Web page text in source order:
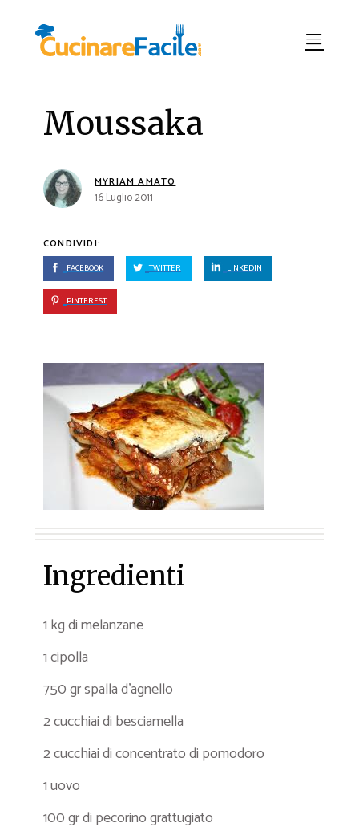
Moussaka
MYRIAM AMATO
16 Luglio 2011
CONDIVIDI:
FACEBOOK TWITTER LINKEDIN
PINTEREST
Ingredienti
1 kg di melanzane
1 cipolla
750 gr spalla d’agnello
2 cucchiai di besciamella
2 cucchiai di concentrato di pomodoro
1 uovo
100 gr di pecorino grattugiato